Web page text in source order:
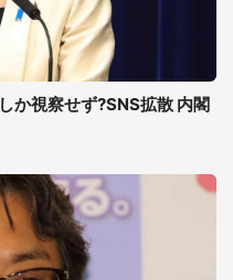
か視察せず?SNS拡散 内閣